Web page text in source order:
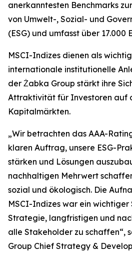
anerkanntesten Benchmarks
von Umwelt-, Sozial- und
(ESG) und umfasst über 17.000
MSCI-Indizes dienen als
internationale institutionelle
der Żabka Group stärkt ihre
Attraktivität für Investoren auf
Kapitalmärkten.
„Wir betrachten das AAA-
klaren Auftrag, unsere ESG-
stärken und Lösungen
nachhaltigen Mehrwert
sozial und ökologisch. Die
MSCI-Indizes war ein wichtiger
Strategie, langfristigen und
alle Stakeholder zu schaffen“,
Group Chief Strategy &